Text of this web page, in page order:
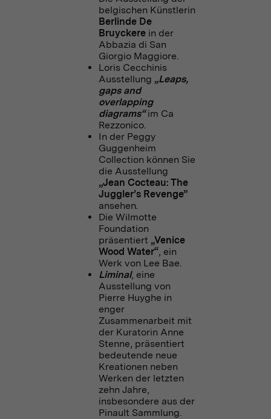
belgischen Künstlerin
Berlinde De
Bruyckere in der
Abbazia di San
Giorgio Maggiore.
Loris Cecchinis
Ausstellung „Leaps,
gaps and
overlapping
diagrams“im Ca
Rezzonico.
In der Peggy
Guggenheim
Collection können Sie
die Ausstellung
„Jean Cocteau: The
Juggler’s Revenge”
ansehen.
Die Wilmotte
Foundation
präsentiert „Venice
Wood Water“, ein
Werk von Lee Bae.
Liminal, eine
Ausstellung von
Pierre Huyghe in
enger
Zusammenarbeit mit
der Kuratorin Anne
Stenne, präsentiert
bedeutende neue
Kreationen neben
Werken der letzten
zehn Jahre,
insbesondere aus der
Pinault Sammlung.